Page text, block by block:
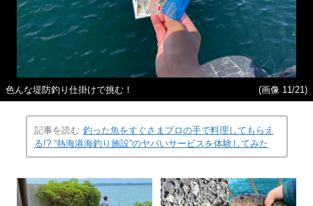
色んな堤防釣り仕掛けで挑む！ (画像 11/21)
記事を読む 釣った魚をすぐさまプロの手で料理してもらえ
る!? “熱海港海釣り施設”のヤバいサービスを体験してみた